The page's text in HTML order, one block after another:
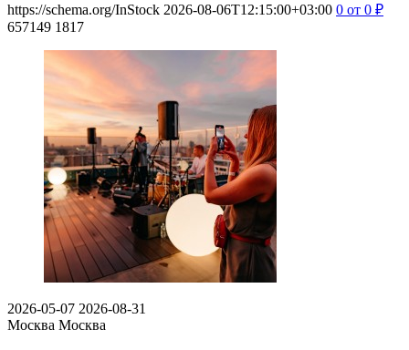
https://schema.org/InStock 2026-08-06T12:15:00+03:00 0 от 0 ₽
657149 1817
2026-05-07 2026-08-31
Москва Москва